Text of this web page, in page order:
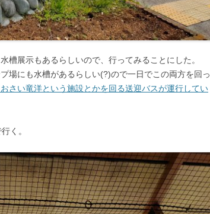
槽展示もあるらしいので、行ってみることにした。
場にも水槽があるらしい(?)ので一日でこの両方を回っ
さい竜洋という施設とかを回る送迎バスが運行してい
く。